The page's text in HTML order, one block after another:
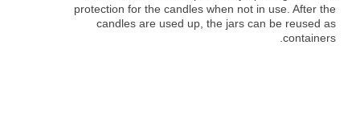
protection for the candles when not in use. After the
candles are used up, the jars can be reused as
containers.